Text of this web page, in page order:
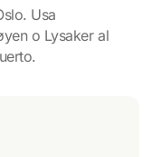
Usa
o Lysaker al